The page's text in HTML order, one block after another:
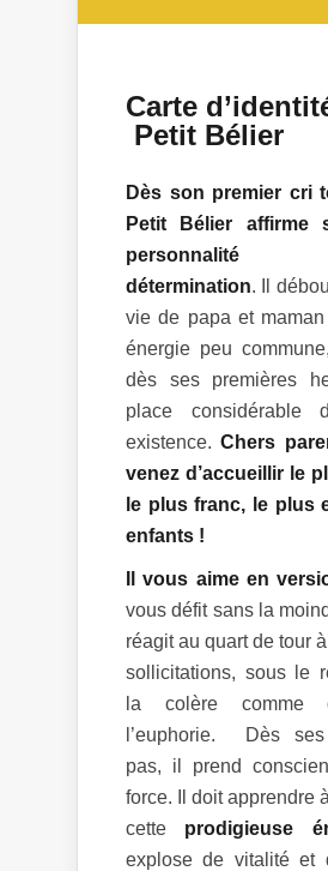
Carte
Petit Bélier
Dès son premier cri
Petit Bélier
personnalité
détermination. Il
vie de papa et
énergie peu
dès ses premières
place considérable
existence.Chers
venez d’accueillir le
le plus franc, le plus
enfants !
Il vous aime en
vous défit sans la
réagit au quart de tour
sollicitations, sous le
la colère comme
l’euphorie. Dès ses
pas, il prend
force. Il doit apprendre
cette prodigieuse
explose de vitalité et